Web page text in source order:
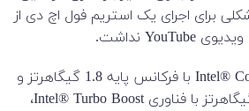
1 هیچ مشکلی برای اجرای یک استریم فول اچ دی از
پردازنده Intel® Core™ i7-8550U با فرکانس پایه 1.8 گیگاهرتز و
فرکانس بوست تا 4.0 گیگاهرتز با فناوری Intel® Turbo Boost،